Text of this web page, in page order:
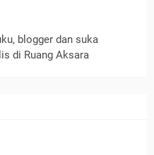
blogger dan suka
di Ruang Aksara